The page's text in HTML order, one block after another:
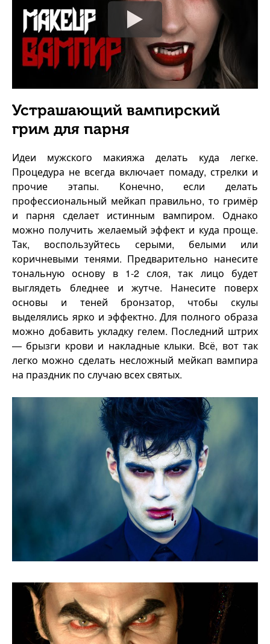
Устрашающий вампирский
грим для парня
Идеи мужского макияжа делать куда легке.
Процедура не всегда включает помаду, стрелки и
прочие этапы. Конечно, если делать
профессиональный мейкап правильно, то гримёр
и парня сделает истинным вампиром. Однако
можно получить желаемый эффект и куда проще.
Так, воспользуйтесь серыми, белыми или
коричневыми тенями. Предварительно нанесите
тональную основу в 1-2 слоя, так лицо будет
выглядеть бледнее и жутче. Нанесите поверх
основы и теней бронзатор, чтобы скулы
выделялись ярко и эффектно. Для полного образа
можно добавить укладку гелем. Последний штрих
— брызги крови и накладные клыки. Всё, вот так
легко можно сделать несложный мейкап вампира
на праздник по случаю всех святых.